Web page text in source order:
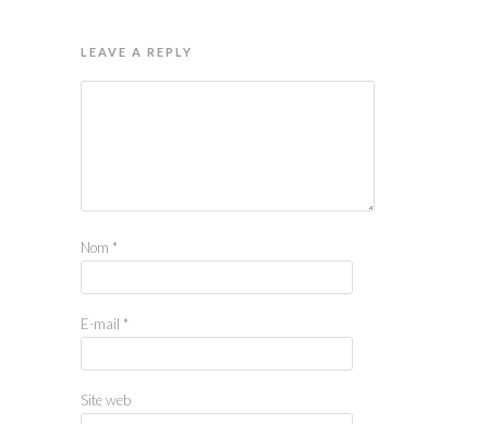
LEAVE A REPLY
Nom *
E-mail *
Site web